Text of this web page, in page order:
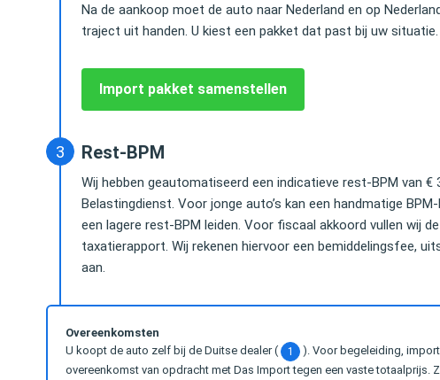
Na de aankoop moet de auto naar Nederland en op
traject uit handen. U kiest een pakket dat past bij uw situatie.
Import pakket samenstellen
Rest-BPM
Wij hebben geautomatiseerd een indicatieve rest-BPM van
Belastingdienst. Voor jonge auto’s kan een handmatige
een lagere rest-BPM leiden. Voor fiscaal akkoord vullen wij
taxatierapport. Wij rekenen hiervoor een bemiddelingsfee,
aan.
Overeenkomsten
U koopt de auto zelf bij de Duitse dealer (
1 ). Voor begeleiding,
overeenkomst van opdracht met Das Import tegen een vaste totaalprijs.
Advocaat / Shareholder @
Greenberg Traurig, LLP
iedereen kunnen aanraden.
Lex Douze